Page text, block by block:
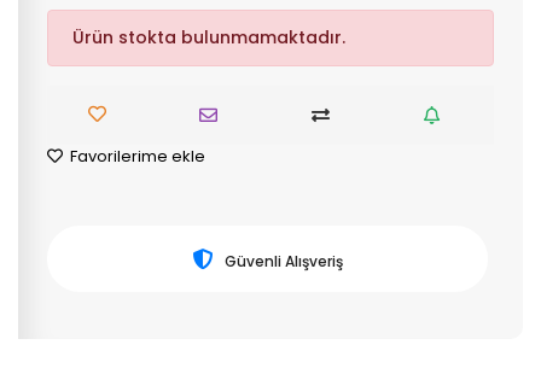
Ürün stokta bulunmamaktadır.
Favorilerime ekle
Güvenli Alışveriş